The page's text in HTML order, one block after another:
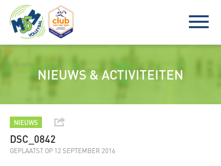
NIEUWS & ACTIVITEITEN
NIEUWS
DSC_0842
GEPLAATST OP 12 SEPTEMBER 2016